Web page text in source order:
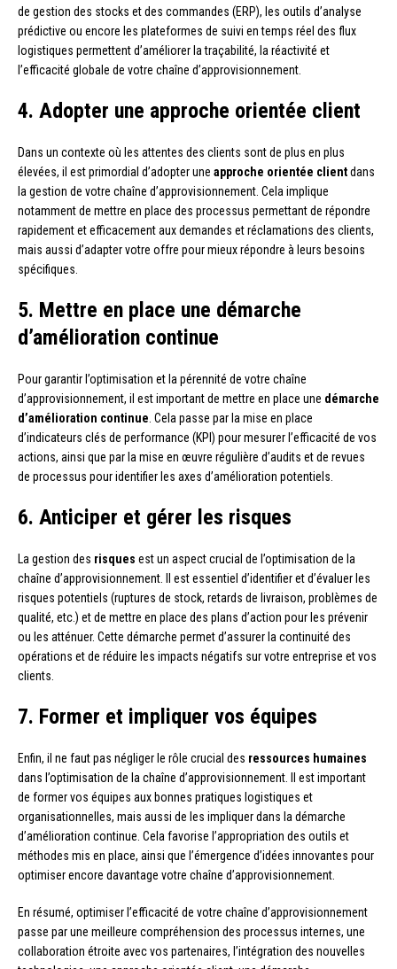
de gestion des stocks et des commandes (ERP), les outils d’analyse
prédictive ou encore les plateformes de suivi en temps réel des flux
logistiques permettent d’améliorer la traçabilité, la réactivité et
l’efficacité globale de votre chaîne d’approvisionnement.
4. Adopter une approche orientée client
Dans un contexte où les attentes des clients sont de plus en plus
élevées, il est primordial d’adopter une approche orientée clientdans
la gestion de votre chaîne d’approvisionnement. Cela implique
notamment de mettre en place des processus permettant de répondre
rapidement et efficacement aux demandes et réclamations des clients,
mais aussi d’adapter votre offre pour mieux répondre à leurs besoins
spécifiques.
5. Mettre en place une démarche
d’amélioration continue
Pour garantir l’optimisation et la pérennité de votre chaîne
d’approvisionnement, il est important de mettre en place une démarche
d’amélioration continue . Cela passe par la mise en place
d’indicateurs clés de performance (KPI) pour mesurer l’efficacité de vos
actions, ainsi que par la mise en œuvre régulière d’audits et de revues
de processus pour identifier les axes d’amélioration potentiels.
6. Anticiper et gérer les risques
La gestion des risques est un aspect crucial de l’optimisation de la
chaîne d’approvisionnement. Il est essentiel d’identifier et d’évaluer les
risques potentiels (ruptures de stock, retards de livraison, problèmes de
qualité, etc.) et de mettre en place des plans d’action pour les prévenir
ou les atténuer. Cette démarche permet d’assurer la continuité des
opérations et de réduire les impacts négatifs sur votre entreprise et vos
clients.
7. Former et impliquer vos équipes
Enfin, il ne faut pas négliger le rôle crucial des ressources humaines
dans l’optimisation de la chaîne d’approvisionnement. Il est important
de former vos équipes aux bonnes pratiques logistiques et
organisationnelles, mais aussi de les impliquer dans la démarche
d’amélioration continue. Cela favorise l’appropriation des outils et
méthodes mis en place, ainsi que l’émergence d’idées innovantes pour
optimiser encore davantage votre chaîne d’approvisionnement.
En résumé, optimiser l’efficacité de votre chaîne d’approvisionnement
passe par une meilleure compréhension des processus internes, une
collaboration étroite avec vos partenaires, l’intégration des nouvelles